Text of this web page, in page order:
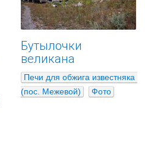
Бутылочки
великана
Печи для обжига известняка
(пос. Межевой)
Фото